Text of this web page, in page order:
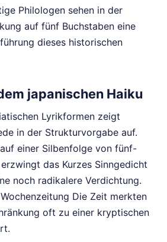
Philologen sehen in der
auf fünf Buchstaben eine
dieses historischen
japanischen Haiku
Lyrikformen zeigt
in der Strukturvorgabe auf.
einer Silbenfolge von fünf-
das Kurzes Sinngedicht
noch radikalere Verdichtung.
Die Zeit merkten
oft zu einer kryptischen